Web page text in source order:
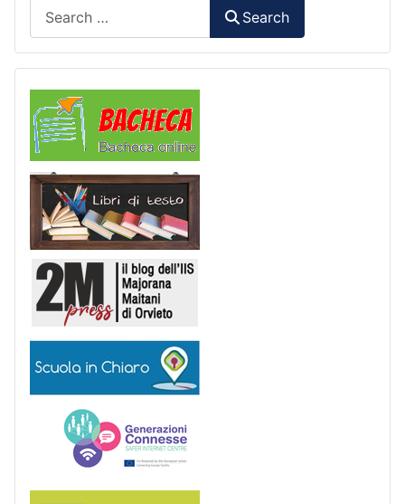
Search
Libri di Testo
Scuola in chiaro
Erasmus+